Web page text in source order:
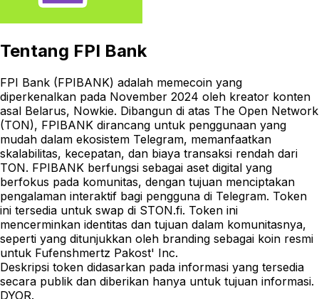
Tentang FPI Bank
FPI Bank (FPIBANK) adalah memecoin yang
diperkenalkan pada November 2024 oleh kreator konten
asal Belarus, Nowkie. Dibangun di atas The Open Network
(TON), FPIBANK dirancang untuk penggunaan yang
mudah dalam ekosistem Telegram, memanfaatkan
skalabilitas, kecepatan, dan biaya transaksi rendah dari
TON. FPIBANK berfungsi sebagai aset digital yang
berfokus pada komunitas, dengan tujuan menciptakan
pengalaman interaktif bagi pengguna di Telegram. Token
ini tersedia untuk swap di STON.fi. Token ini
mencerminkan identitas dan tujuan dalam komunitasnya,
seperti yang ditunjukkan oleh branding sebagai koin resmi
untuk Fufenshmertz Pakost' Inc.
Deskripsi token didasarkan pada informasi yang tersedia
secara publik dan diberikan hanya untuk tujuan informasi.
DYOR.